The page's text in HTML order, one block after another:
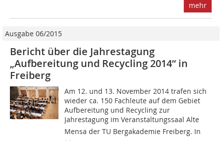
mehr
Ausgabe 06/2015
Bericht über die Jahrestagung
„Aufbereitung und Recycling­ 2014“ in
Freiberg
Am 12. und 13. November 2014 trafen sich
wieder ca. 150 Fachleute auf dem Gebiet
Aufbereitung und Recycling zur
Jahrestagung im Veranstaltungssaal Alte
Mensa der TU Bergakademie Freiberg. In